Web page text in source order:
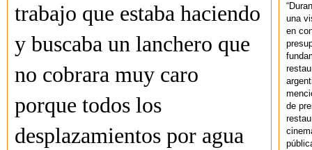
trabajo que estaba haciendo
y buscaba un lanchero que
no cobrara muy caro
porque todos los
desplazamientos por agua
una
en
de